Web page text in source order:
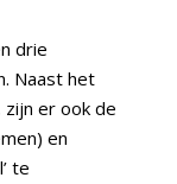
drie
Naast het
er ook de
en
te